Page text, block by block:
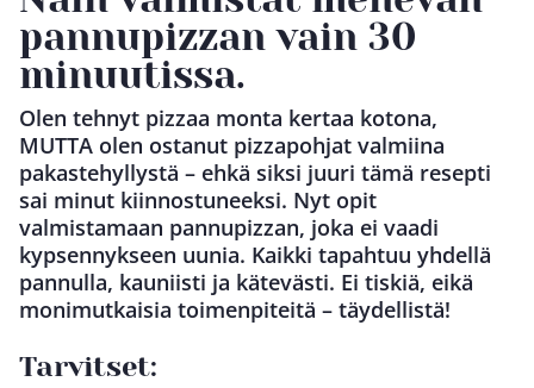
pannupizzan vain 30
minuutissa.
Olen tehnyt pizzaa monta kertaa kotona,
MUTTA olen ostanut pizzapohjat valmiina
pakastehyllystä – ehkä siksi juuri tämä resepti
sai minut kiinnostuneeksi. Nyt opit
valmistamaan pannupizzan, joka ei vaadi
kypsennykseen uunia. Kaikki tapahtuu yhdellä
pannulla, kauniisti ja kätevästi. Ei tiskiä, eikä
monimutkaisia toimenpiteitä – täydellistä!
Tarvitset: